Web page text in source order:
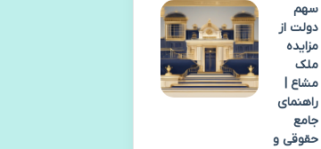
سهم
دولت از
مزایده
ملک
مشاع |
راهنمای
جامع
حقوقی و